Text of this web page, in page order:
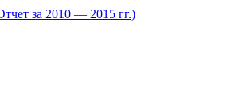
за 2010 — 2015 гг.)